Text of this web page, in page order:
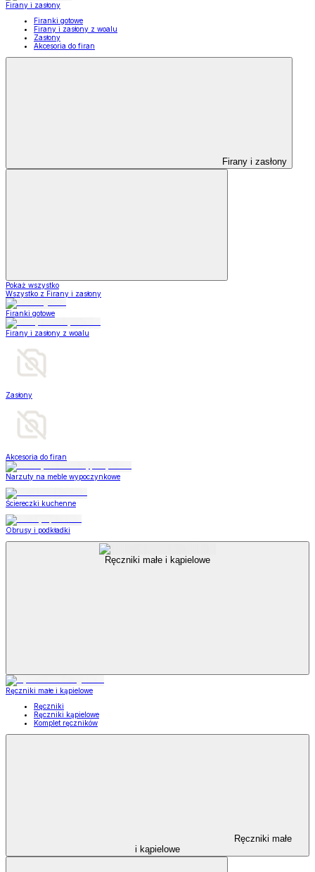
Firany i zasłony
Firanki gotowe
Firany i zasłony z woalu
Zasłony
Akcesoria do firan
Firany i zasłony
Pokaż wszystko
Wszystko z Firany i zasłony
Firanki gotowe
Firany i zasłony z woalu
Zasłony
Akcesoria do firan
Narzuty na meble wypoczynkowe
Ściereczki kuchenne
Obrusy i podkładki
Ręczniki małe i kąpielowe
Ręczniki małe i kąpielowe
Ręczniki
Ręczniki kąpielowe
Komplet ręczników
Ręczniki małe
i kąpielowe